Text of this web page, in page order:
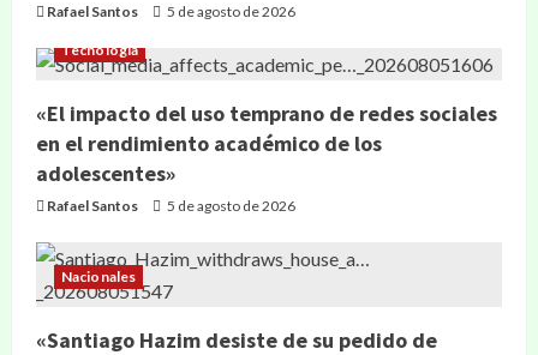
Rafael Santos 5 de agosto de 2026
Tecnología
«El impacto del uso temprano de redes sociales
en el rendimiento académico de los
adolescentes»
Rafael Santos 5 de agosto de 2026
Nacionales
«Santiago Hazim desiste de su pedido de